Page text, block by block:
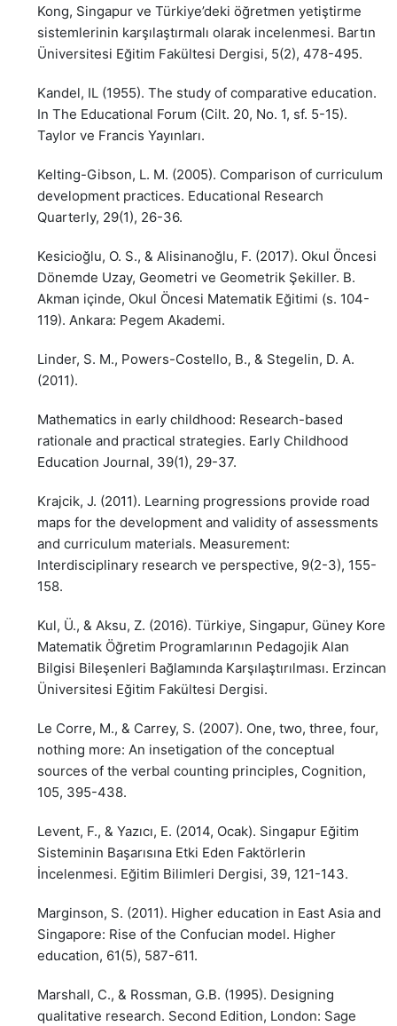
Kong, Singapur ve Türkiye’deki öğretmen yetiştirme
sistemlerinin karşılaştırmalı olarak incelenmesi. Bartın
Üniversitesi Eğitim Fakültesi Dergisi, 5(2), 478-495.
Kandel, IL (1955). The study of comparative education.
In The Educational Forum (Cilt. 20, No. 1, sf. 5-15).
Taylor ve Francis Yayınları.
Kelting-Gibson, L. M. (2005). Comparison of curriculum
development practices. Educational Research
Quarterly, 29(1), 26-36.
Kesicioğlu, O. S., & Alisinanoğlu, F. (2017). Okul Öncesi
Dönemde Uzay, Geometri ve Geometrik Şekiller. B.
Akman içinde, Okul Öncesi Matematik Eğitimi (s. 104-
119). Ankara: Pegem Akademi.
Linder, S. M., Powers-Costello, B., & Stegelin, D. A.
(2011).
Mathematics in early childhood: Research-based
rationale and practical strategies. Early Childhood
Education Journal, 39(1), 29-37.
Krajcik, J. (2011). Learning progressions provide road
maps for the development and validity of assessments
and curriculum materials. Measurement:
Interdisciplinary research ve perspective, 9(2-3), 155-
158.
Kul, Ü., & Aksu, Z. (2016). Türkiye, Singapur, Güney Kore
Matematik Öğretim Programlarının Pedagojik Alan
Bilgisi Bileşenleri Bağlamında Karşılaştırılması. Erzincan
Üniversitesi Eğitim Fakültesi Dergisi.
Le Corre, M., & Carrey, S. (2007). One, two, three, four,
nothing more: An insetigation of the conceptual
sources of the verbal counting principles, Cognition,
105, 395-438.
Levent, F., & Yazıcı, E. (2014, Ocak). Singapur Eğitim
Sisteminin Başarısına Etki Eden Faktörlerin
İncelenmesi. Eğitim Bilimleri Dergisi, 39, 121-143.
Marginson, S. (2011). Higher education in East Asia and
Singapore: Rise of the Confucian model. Higher
education, 61(5), 587-611.
Marshall, C., & Rossman, G.B. (1995). Designing
qualitative research. Second Edition, London: Sage